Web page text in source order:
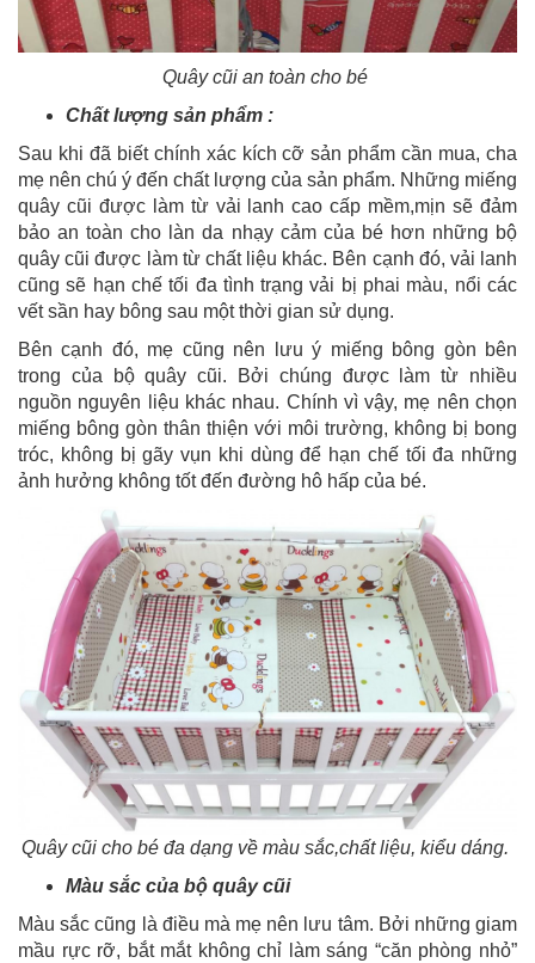
Quây cũi an toàn cho bé
Chất lượng sản phẩm :
Sau khi đã biết chính xác kích cỡ sản phẩm cần mua, cha
mẹ nên chú ý đến chất lượng của sản phẩm. Những miếng
quây cũi được làm từ vải lanh cao cấp mềm,mịn sẽ đảm
bảo an toàn cho làn da nhạy cảm của bé hơn những bộ
quây cũi được làm từ chất liệu khác. Bên cạnh đó, vải lanh
cũng sẽ hạn chế tối đa tình trạng vải bị phai màu, nổi các
vết sần hay bông sau một thời gian sử dụng.
Bên cạnh đó, mẹ cũng nên lưu ý miếng bông gòn bên
trong của bộ quây cũi. Bởi chúng được làm từ nhiều
nguồn nguyên liệu khác nhau. Chính vì vậy, mẹ nên chọn
miếng bông gòn thân thiện với môi trường, không bị bong
tróc, không bị gãy vụn khi dùng để hạn chế tối đa những
ảnh hưởng không tốt đến đường hô hấp của bé.
Quây cũi cho bé đa dạng về màu sắc,chất liệu, kiểu dáng.
Màu sắc của bộ quây cũi
Màu sắc cũng là điều mà mẹ nên lưu tâm. Bởi những giam
mầu rực rỡ, bắt mắt không chỉ làm sáng “căn phòng nhỏ”